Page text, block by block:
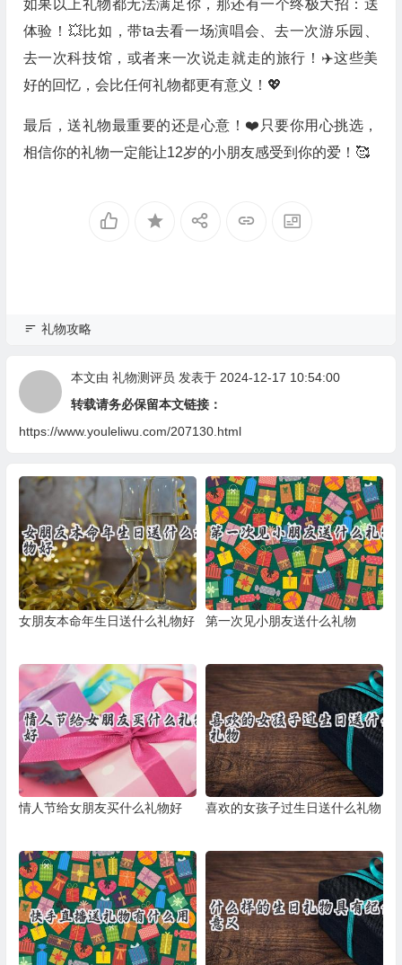
如果以上礼物都无法满足你，那还有一个终极大招：送
体验！💥比如，带ta去看一场演唱会、去一次游乐园、
去一次科技馆，或者来一次说走就走的旅行！✈️这些美
好的回忆，会比任何礼物都更有意义！💖
最后，送礼物最重要的还是心意！❤️只要你用心挑选，
相信你的礼物一定能让12岁的小朋友感受到你的爱！🥰
礼物攻略
本文由 礼物测评员 发表于 2024-12-17 10:54:00
转载请务必保留本文链接：
https://www.youleliwu.com/207130.html
女朋友本命年生日送什么礼物好 第一次见小朋友送什么礼物
情人节给女朋友买什么礼物好 喜欢的女孩子过生日送什么礼物